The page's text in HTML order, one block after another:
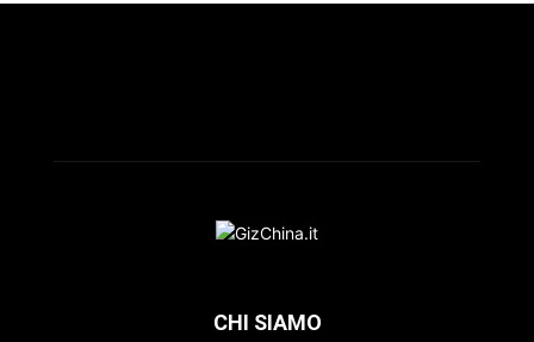
CHI SIAMO